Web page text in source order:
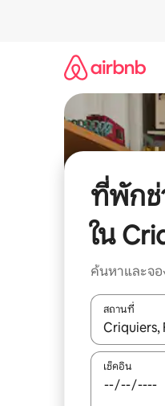
ที่พัก
ใน
ค้นหาและจอ
สถานที่
ใช้ลูกศรขึ้น
เช็คอิน